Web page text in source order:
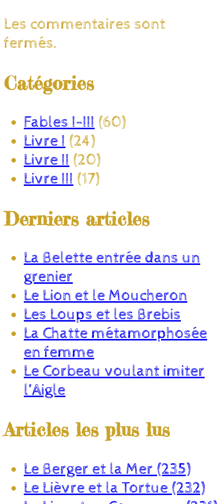
Les commentaires sont
fermés.
Catégories
Fables I-III (60)
Livre I (24)
Livre II (20)
Livre III (17)
Derniers articles
La Belette entrée dans un
grenier
Le Lion et le Moucheron
Les Loups et les Brebis
La Chatte métamorphosée
en femme
Le Corbeau voulant imiter
l’Aigle
Articles les plus lus
Le Berger et la Mer (235)
Le Lièvre et la Tortue (232)